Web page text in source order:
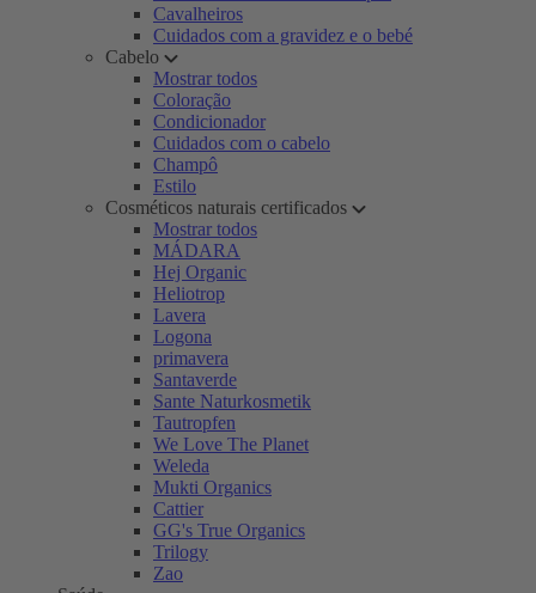
Cavalheiros
Cuidados com a gravidez e o bebé
Cabelo
Mostrar todos
Coloração
Condicionador
Cuidados com o cabelo
Champô
Estilo
Cosméticos naturais certificados
Mostrar todos
MÁDARA
Hej Organic
Heliotrop
Lavera
Logona
primavera
Santaverde
Sante Naturkosmetik
Tautropfen
We Love The Planet
Weleda
Mukti Organics
Cattier
GG's True Organics
Trilogy
Zao